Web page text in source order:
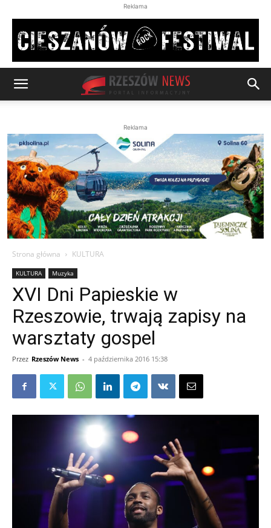
Reklama
Reklama
Strona główna KULTURA
KULTURA Muzyka
XVI Dni Papieskie w
Rzeszowie, trwają zapisy na
warsztaty gospel
Przez Rzeszów News - 4 października 2016 15:38